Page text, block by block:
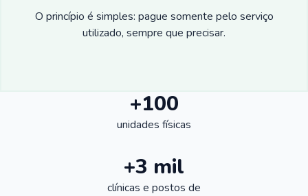
O princípio é simples: pague somente pelo serviço
utilizado, sempre que precisar.
+100
unidades físicas
+3 mil
clínicas e postos de